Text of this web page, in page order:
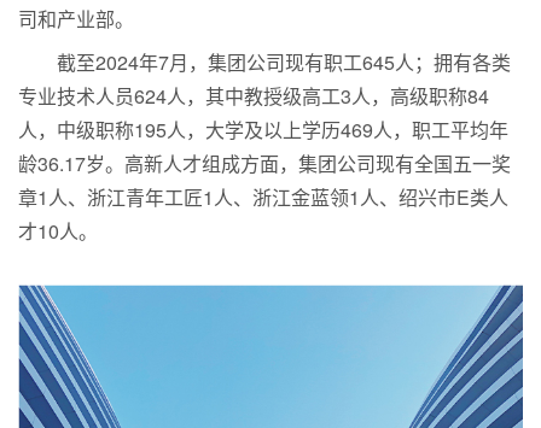
司和产业部。
截至2024年7月，集团公司现有职工645人；拥有各类
专业技术人员624人，其中教授级高工3人，高级职称84
人，中级职称195人，大学及以上学历469人，职工平均年
龄36.17岁。高新人才组成方面，集团公司现有全国五一奖
章1人、浙江青年工匠1人、浙江金蓝领1人、绍兴市E类人
才10人。